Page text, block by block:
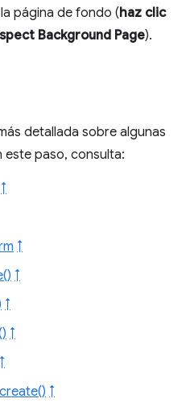
página de fondo (haz clic
Background Page).
detallada sobre algunas
este paso, consulta:
↑
↑
↑
↑
↑
↑
↑